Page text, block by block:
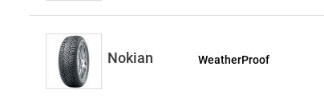
Nokian WeatherProof